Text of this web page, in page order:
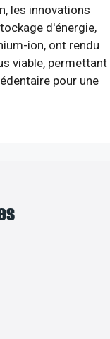
les innovations
d'énergie,
ion, ont rendu
viable, permettant
pour une